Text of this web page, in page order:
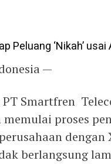
—
Smartfren
proses
dengan
berlangsung